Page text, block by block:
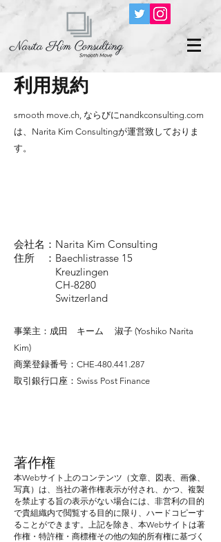
利用規約
smooth move.ch, ならびにnandkconsulting.com
は、Narita Kim Consultingが運営致しておりま
す。
会社名：Narita Kim Consulting
住所 ：Baechlistrasse 15
Kreuzlingen
CH-8280
Switzerland
事業主：成田 キーム 淑子 (Yoshiko Narita
Kim)
商業登録番号：CHE-480.441.287
取引銀行口座：Swiss Post Finance
著作権
本Webサイト上のコンテンツ（文章、図表、画像、
写真）は、当社の著作権表示が付され、かつ、複製
を禁止する旨の表示がない場合には、非営利の目的
で貴組織内で閲覧する目的に限り、ハードコピーす
ることができます。上記を除き、本Webサイトは著
作権・特許権・商標権その他の知的所有権に基づく